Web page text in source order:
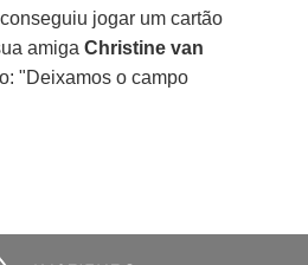
jogar um cartão
amigaChristine van
"Deixamos o campo